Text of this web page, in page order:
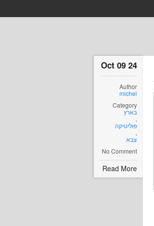
24 Oct 09
Author
michel
Category
בארץ
,
פוליטיקה
,
צבא
No Comment
Read More